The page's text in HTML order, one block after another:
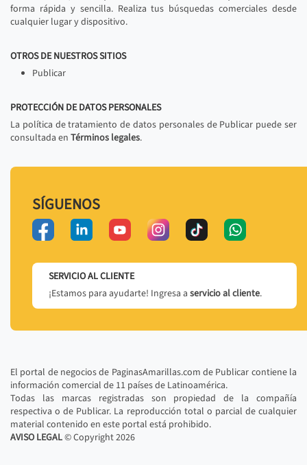
forma rápida y sencilla. Realiza tus búsquedas comerciales desde
cualquier lugar y dispositivo.
OTROS DE NUESTROS SITIOS
Publicar
PROTECCIÓN DE DATOS PERSONALES
La política de tratamiento de datos personales de Publicar puede ser
consultada en Términos legales.
SÍGUENOS
SERVICIO AL CLIENTE
¡Estamos para ayudarte! Ingresa a servicio al cliente.
El portal de negocios de PaginasAmarillas.com de Publicar contiene la
información comercial de 11 países de Latinoamérica.
Todas las marcas registradas son propiedad de la compañía
respectiva o de Publicar. La reproducción total o parcial de cualquier
material contenido en este portal está prohibido.
AVISO LEGAL© Copyright2026